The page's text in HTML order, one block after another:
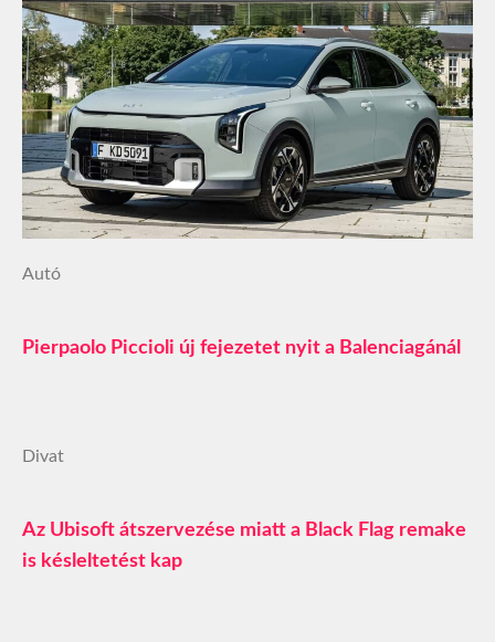
Autó
Pierpaolo Piccioli új fejezetet nyit a Balenciagánál
Divat
Az Ubisoft átszervezése miatt a Black Flag remake
is késleltetést kap